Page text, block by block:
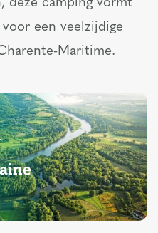
deze camping vormt
een veelzijdige
Maritime.